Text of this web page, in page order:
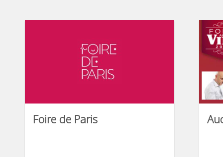
Foire de Paris